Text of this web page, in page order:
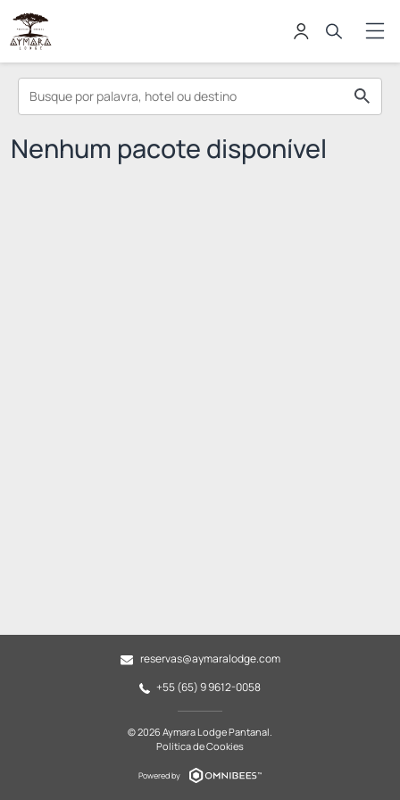
Nenhum pacote disponível
reservas@aymaralodge.com
+55 (65) 9 9612-0058
© 2026 Aymara Lodge Pantanal.
Política de Cookies
Powered by